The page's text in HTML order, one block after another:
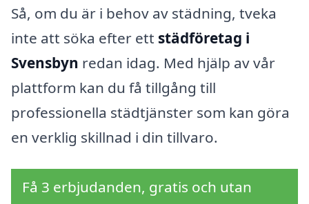
Så, om du är i behov av städning, tveka
inte att söka efter ett städföretag i
Svensbyn redan idag. Med hjälp av vår
plattform kan du få tillgång till
professionella städtjänster som kan göra
en verklig skillnad i din tillvaro.
Få 3 erbjudanden, gratis och utan